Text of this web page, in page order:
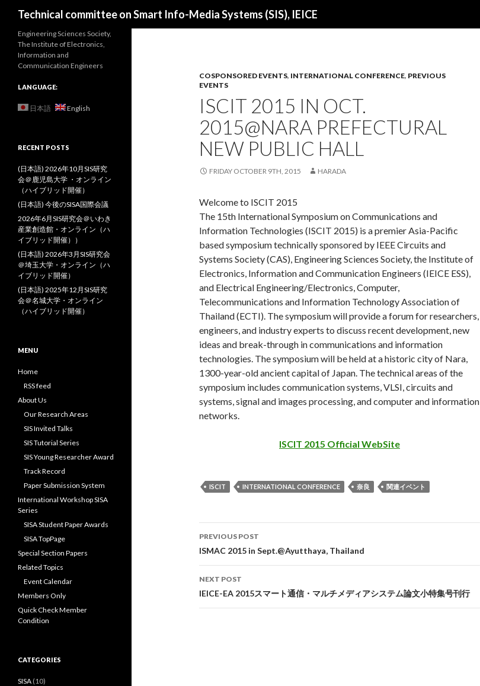
Technical committee on Smart Info-Media Systems (SIS), IEICE
COSPONSORED EVENTS, INTERNATIONAL CONFERENCE, PREVIOUS
EVENTS
ISCIT 2015 IN OCT.
2015@NARA PREFECTURAL
NEW PUBLIC HALL
FRIDAY OCTOBER 9TH, 2015 HARADA
Welcome to ISCIT 2015
The 15th International Symposium on Communications and
Information Technologies (ISCIT 2015) is a premier Asia-Pacific
based symposium technically sponsored by IEEE Circuits and
Systems Society (CAS), Engineering Sciences Society, the Institute of
Electronics, Information and Communication Engineers (IEICE ESS),
and Electrical Engineering/Electronics, Computer,
Telecommunications and Information Technology Association of
Thailand (ECTI). The symposium will provide a forum for researchers,
engineers, and industry experts to discuss recent development, new
ideas and break-through in communications and information
technologies. The symposium will be held at a historic city of Nara,
1300-year-old ancient capital of Japan. The technical areas of the
symposium includes communication systems, VLSI, circuits and
systems, signal and images processing, and computer and information
networks.
ISCIT 2015 Official WebSite
ISCIT INTERNATIONAL CONFERENCE 奈良 関連イベント
Post
navigation
PREVIOUS POST
ISMAC 2015 in Sept.@Ayutthaya, Thailand
NEXT POST
IEICE-EA 2015スマート通信・マルチメディアシステム論文小特集号刊行
Engineering Sciences Society,
The Institute of Electronics,
Information and
Communication Engineers
LANGUAGE:
日本語 English
RECENT POSTS
(日本語) 2026年10月SIS研究
会＠鹿児島大学 ・オンライン
（ハイブリッド開催）
(日本語) 今後のSISA国際会議
2026年6月SIS研究会＠いわき
産業創造館・オンライン（ハ
イブリッド開催））
(日本語) 2026年3月SIS研究会
＠埼玉大学・オンライン（ハ
イブリッド開催）
(日本語) 2025年12月SIS研究
会＠名城大学・オンライン
（ハイブリッド開催）
MENU
Home
RSS feed
About Us
Our Research Areas
SIS Invited Talks
SIS Tutorial Series
SIS Young Researcher Award
Track Record
Paper Submission System
International Workshop SISA
Series
SISA Student Paper Awards
SISA TopPage
Special Section Papers
Related Topics
Event Calendar
Members Only
Quick Check Member
Condition
CATEGORIES
SISA (10)